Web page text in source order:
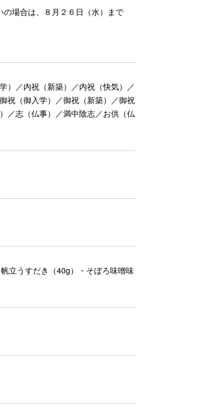
場合は、８月２６日（水）まで
）／内祝（新築）／内祝（快気）／
祝（御入学）／御祝（新築）／御祝
／志（仏事）／満中陰志／お供（仏
立うすだき（40g）・そぼろ味噌味